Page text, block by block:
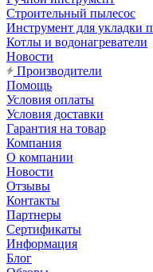
Строительный пылесос
Инструмент для укладки
Котлы и водонагреватели
Новости
Производители
Помощь
Условия оплаты
Условия доставки
Гарантия на товар
Компания
О компании
Новости
Отзывы
Контакты
Партнеры
Сертификаты
Информация
Блог